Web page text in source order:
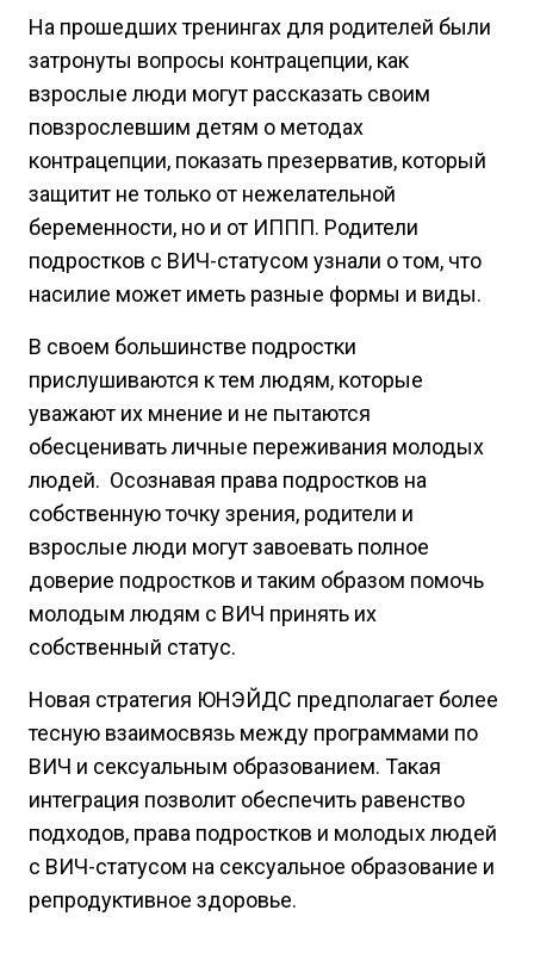
На прошедших тренингах для родителей были
затронуты вопросы контрацепции, как
взрослые люди могут рассказать своим
повзрослевшим детям о методах
контрацепции, показать презерватив, который
защитит не только от нежелательной
беременности, но и от ИППП. Родители
подростков с ВИЧ-статусом узнали о том, что
насилие может иметь разные формы и виды.
В своем большинстве подростки
прислушиваются к тем людям, которые
уважают их мнение и не пытаются
обесценивать личные переживания молодых
людей. Осознавая права подростков на
собственную точку зрения, родители и
взрослые люди могут завоевать полное
доверие подростков и таким образом помочь
молодым людям с ВИЧ принять их
собственный статус.
Новая стратегия ЮНЭЙДС предполагает более
тесную взаимосвязь между программами по
ВИЧ и сексуальным образованием. Такая
интеграция позволит обеспечить равенство
подходов, права подростков и молодых людей
с ВИЧ-статусом на сексуальное образование и
репродуктивное здоровье.